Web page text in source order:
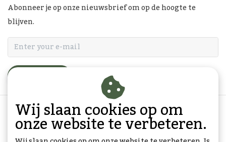
Abonneer je op onze nieuwsbrief om op de hoogte te
blijven.
Wij slaan cookies op om
onze website te verbeteren.